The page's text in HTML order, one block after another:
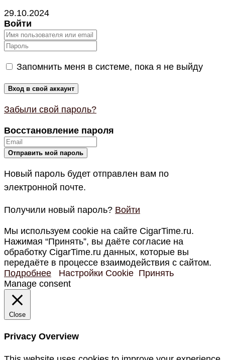
29.10.2024
Войти
Запомнить меня в системе, пока я не выйду
Забыли свой пароль?
Восстановление пароля
Новый пароль будет отправлен вам по
электронной почте.
Получили новый пароль? Войти
Мы используем cookie на сайте CigarTime.ru.
Нажимая “Принять”, вы даёте согласие на
обработку CigarTime.ru данных, которые вы
передаёте в процессе взаимодействия с сайтом.
Подробнее
Настройки Cookie Принять
Manage consent
Close
Privacy Overview